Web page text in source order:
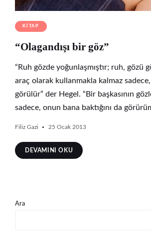
KITAP
“Olagandışı bir göz”
“Ruh gözde yoğunlaşmıştır; ruh, gözü
araç olarak kullanmakla kalmaz
görülür” der Hegel. “Bir başkasının
sadece, onun bana baktığını da
Filiz Gazi 25 Ocak 2013
DEVAMINI OKU
Ara